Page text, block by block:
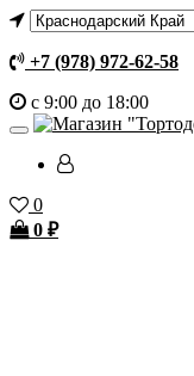
+7 (978) 972-62-58
с 9:00 до 18:00
0
0 ₽